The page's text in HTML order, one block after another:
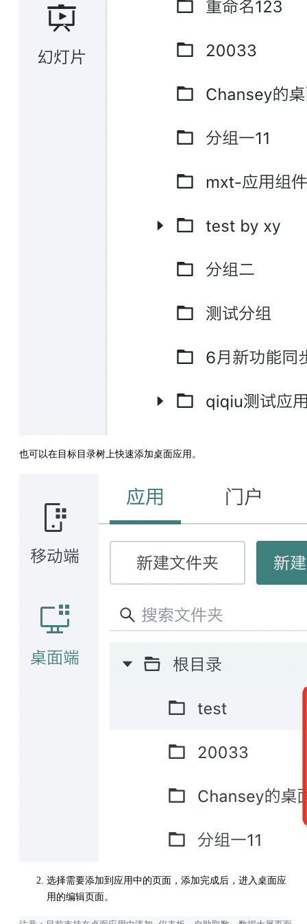
也可以在目标目录树上快速添加桌面应用。
选择需要添加到应用中的页面，添加完成后，进入桌面应
用的编辑页面。